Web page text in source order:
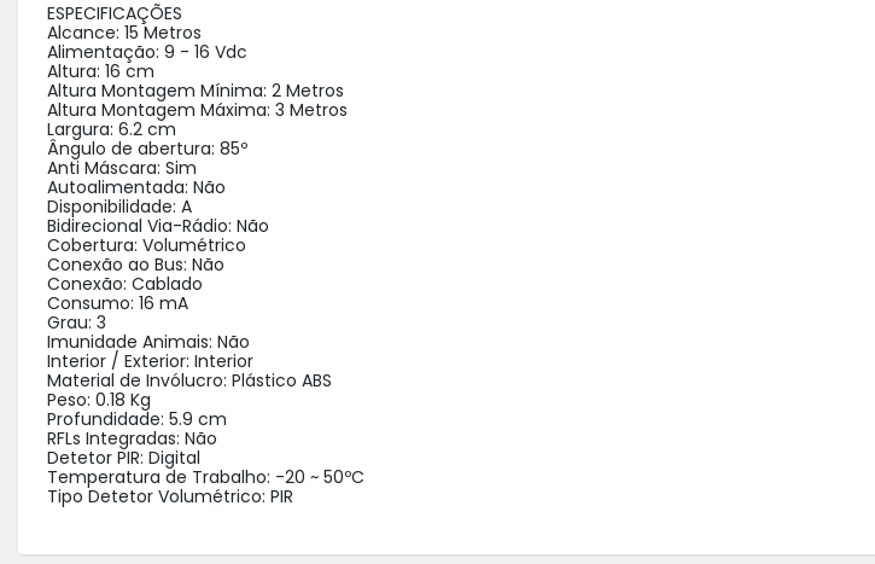
ESPECIFICAÇÕES
Alcance: 15 Metros
Alimentação: 9 - 16 Vdc
Altura: 16 cm
Altura Montagem Mínima: 2 Metros
Altura Montagem Máxima: 3 Metros
Largura: 6.2 cm
Ângulo de abertura: 85º
Anti Máscara: Sim
Autoalimentada: Não
Disponibilidade: A
Bidirecional Via-Rádio: Não
Cobertura: Volumétrico
Conexão ao Bus: Não
Conexão: Cablado
Consumo: 16 mA
Grau: 3
Imunidade Animais: Não
Interior / Exterior: Interior
Material de Invólucro: Plástico ABS
Peso: 0.18 Kg
Profundidade: 5.9 cm
RFLs Integradas: Não
Detetor PIR: Digital
Temperatura de Trabalho: -20 ~ 50ºC
Tipo Detetor Volumétrico: PIR